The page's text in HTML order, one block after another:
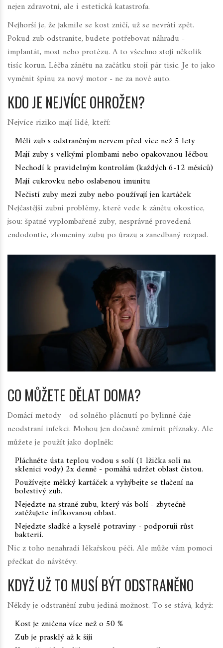
nejen zdravotní, ale i estetická katastrofa.
Nejhorší je, že jakmile se kost zničí, už se nevrátí zpět.
Pokud zub odstraníte, budete potřebovat náhradu -
implantát, most nebo protézu. A to všechno stojí několik
tisíc korun. Léčba zánětu na začátku stojí pár tisíc. Je to jako
vyměnit špínu za nový motor - ne za nové auto.
KDO JE NEJVÍCE OHROŽEN?
Nejvíce riziko mají lidé, kteří:
Měli zub s odstraněným nervem před více než 5 lety
Mají zuby s velkými plombami nebo opakovanou léčbou
Nechodí k pravidelným kontrolám (každých 6-12 měsíců)
Mají cukrovku nebo oslabenou imunitu
Nečistí zuby mezi zuby nebo používají jen kartáček
Nejčastější zubní problémy, které vede k zánětu okostice,
jsou: špatně vyplombařené zuby, nesprávně provedená
endodontie, zlomeniny zubu po úrazu a zanedbaný rozpad.
CO MŮŽETE DĚLAT DOMA?
Domácí metody - od solného plácnutí po bylinné čaje -
neodstraní infekci. Mohou jen dočasně zmírnit příznaky. Ale
můžete je použít jako doplněk:
Pláchněte ústa teplou vodou s solí (1 lžička soli na
sklenici vody) 2x denně - pomáhá udržet oblast čistou.
Používejte měkký kartáček a vyhýbejte se tlačení na
bolestivý zub.
Nejedzte na straně zubu, který vás bolí - zbytečně
zatěžujete infikovanou oblast.
Nejedzte sladké a kyselé potraviny - podporují růst
bakterií.
Nic z toho nenahradí lékařskou péči. Ale může vám pomoci
přečkat do návštěvy.
KDYŽ UŽ TO MUSÍ BÝT ODSTRANĚNO
Někdy je odstranění zubu jediná možnost. To se stává, když:
Kost je zničena více než o 50 %
Zub je prasklý až k šíji